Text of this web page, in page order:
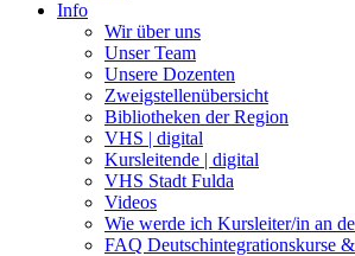
Info
Wir über uns
Unser Team
Unsere Dozenten
Zweigstellenübersicht
Bibliotheken der Region
VHS | digital
Kursleitende | digital
VHS Stadt Fulda
Videos
Wie werde ich Kursleiter/in an
FAQ Deutschintegrationskurse